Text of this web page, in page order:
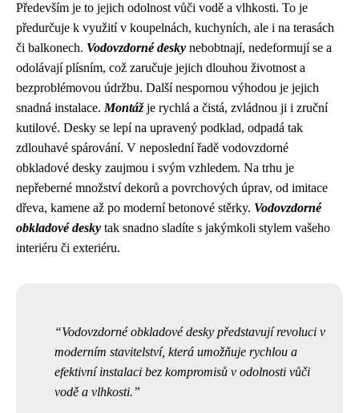
Především je to jejich odolnost vůči vodě a vlhkosti. To je
předurčuje k využití v koupelnách, kuchyních, ale i na terasách
či balkonech. Vodovzdorné desky nebobtnají, nedeformují se a
odolávají plísním, což zaručuje jejich dlouhou životnost a
bezproblémovou údržbu. Další nespornou výhodou je jejich
snadná instalace. Montážje rychlá a čistá, zvládnou ji i zruční
kutilové. Desky se lepí na upravený podklad, odpadá tak
zdlouhavé spárování. V neposlední řadě vodovzdorné
obkladové desky zaujmou i svým vzhledem. Na trhu je
nepřeberné množství dekorů a povrchových úprav, od imitace
dřeva, kamene až po moderní betonové stěrky. Vodovzdorné
obkladové desky tak snadno sladíte s jakýmkoli stylem vašeho
interiéru či exteriéru.
Vodovzdorné obkladové desky představují revoluci v
moderním stavitelství, která umožňuje rychlou a
efektivní instalaci bez kompromisů v odolnosti vůči
vodě a vlhkosti.